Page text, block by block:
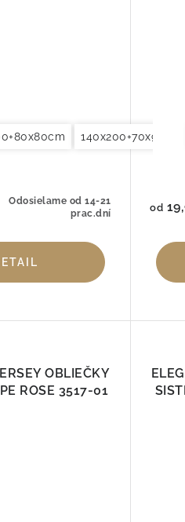
155x200+80x80cm
140x200+70x90cm
Odosielame od 14-21
prac.dní
od
OBLIEČKY
ROSE 3517-01